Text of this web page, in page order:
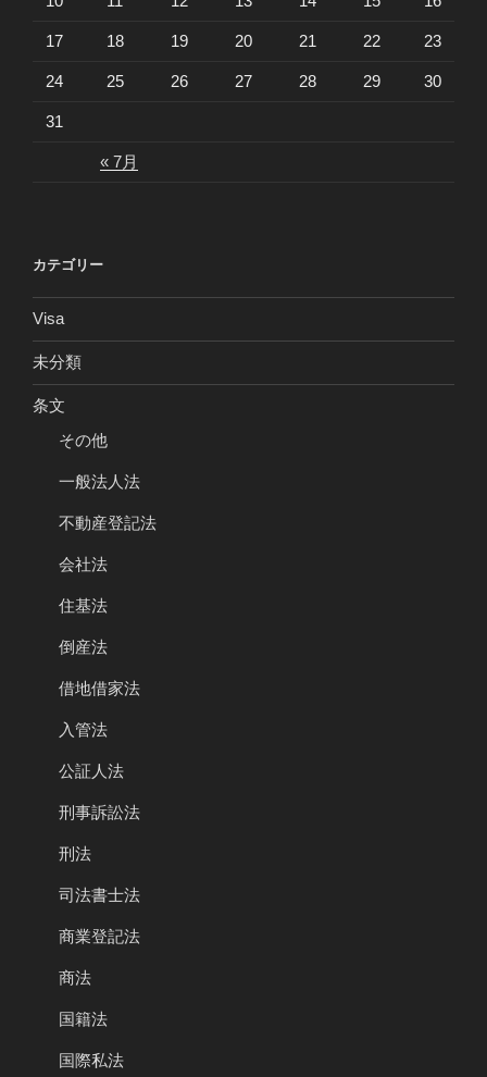
« 7月
17 18 19 20 21 22 23
24 25 26 27 28 29 30
31
カテゴリー
Visa
未分類
条文
その他
一般法人法
不動産登記法
会社法
住基法
倒産法
借地借家法
入管法
公証人法
刑事訴訟法
刑法
司法書士法
商業登記法
商法
国籍法
国際私法